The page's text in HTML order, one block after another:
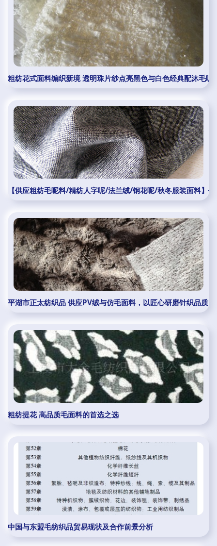
粗纺花式面料编织新境 透明珠片纱点亮黑色与白色经典配沐毛呢
【供应粗纺毛呢料/精纺人字呢/法兰绒/钢花呢/秋冬服装面料】
平湖市正太纺织品 供应PV绒与仿毛面料，以匠心研磨针织品质
粗纺提花 高品质毛面料的首选之选
中国与东盟毛纺织品贸易现状及合作前景分析